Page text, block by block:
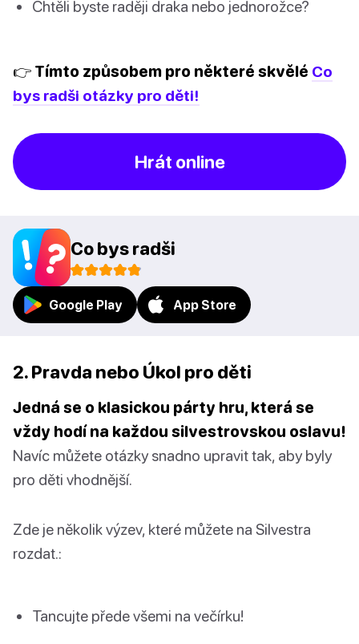
Chtěli byste raději draka nebo jednorožce?
👉 Tímto způsobem pro některé skvělé Co
bys radši otázky pro děti!
Hrát online
Co bys radši
Google Play App Store
2. Pravda nebo Úkol pro děti
Jedná se o klasickou párty hru, která se
vždy hodí na každou silvestrovskou oslavu!
Navíc můžete otázky snadno upravit tak, aby byly
pro děti vhodnější.
Zde je několik výzev, které můžete na Silvestra
rozdat.:
Tancujte přede všemi na večírku!